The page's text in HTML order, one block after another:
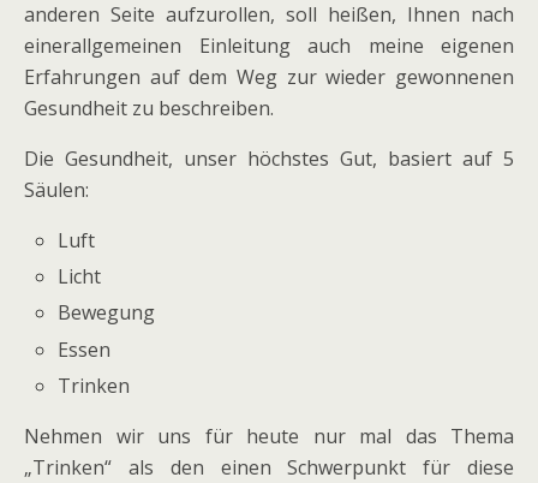
anderen Seite aufzurollen, soll heißen, Ihnen nach
einerallgemeinen Einleitung auch meine eigenen
Erfahrungen auf dem Weg zur wieder gewonnenen
Gesundheit zu beschreiben.
Die Gesundheit, unser höchstes Gut, basiert auf 5
Säulen:
Luft
Licht
Bewegung
Essen
Trinken
Nehmen wir uns für heute nur mal das Thema
„Trinken“ als den einen Schwerpunkt für diese